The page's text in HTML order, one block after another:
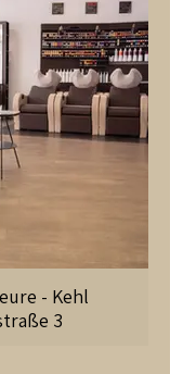
- Kehl
3